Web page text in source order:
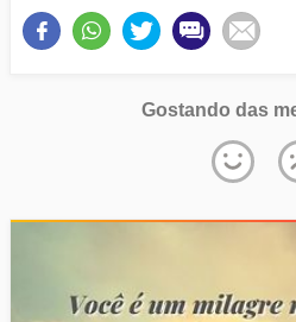
Gostando das